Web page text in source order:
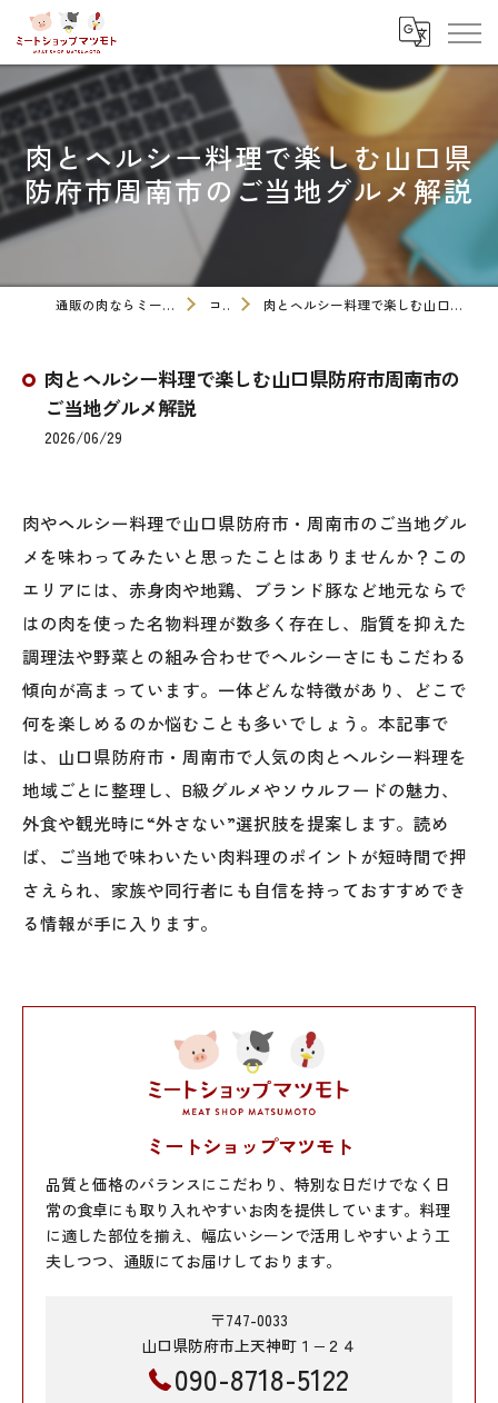
肉とヘルシー料理で楽しむ山口県
防府市周南市のご当地グルメ解説
通販の肉ならミートショップマツモト コラム 肉とヘルシー料理で楽しむ山口県防府市周南市のご当地グルメ解説
肉とヘルシー料理で楽しむ山口県防府市周南市の
ご当地グルメ解説
2026/06/29
肉やヘルシー料理で山口県防府市・周南市のご当地グル
メを味わってみたいと思ったことはありませんか？この
エリアには、赤身肉や地鶏、ブランド豚など地元ならで
はの肉を使った名物料理が数多く存在し、脂質を抑えた
調理法や野菜との組み合わせでヘルシーさにもこだわる
傾向が高まっています。一体どんな特徴があり、どこで
何を楽しめるのか悩むことも多いでしょう。本記事で
は、山口県防府市・周南市で人気の肉とヘルシー料理を
地域ごとに整理し、B級グルメやソウルフードの魅力、
外食や観光時に“外さない”選択肢を提案します。読め
ば、ご当地で味わいたい肉料理のポイントが短時間で押
さえられ、家族や同行者にも自信を持っておすすめでき
る情報が手に入ります。
ミートショップマツモト
品質と価格のバランスにこだわり、特別な日だけでなく日
常の食卓にも取り入れやすいお肉を提供しています。料理
に適した部位を揃え、幅広いシーンで活用しやすいよう工
夫しつつ、通販にてお届けしております。
〒747-0033
山口県防府市上天神町１−２４
090-8718-5122